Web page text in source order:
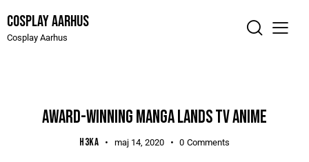
Cosplay Aarhus
Cosplay Aarhus
AWARD-WINNING MANGA LANDS TV ANIME
H3KA maj 14, 2020 0 Comments